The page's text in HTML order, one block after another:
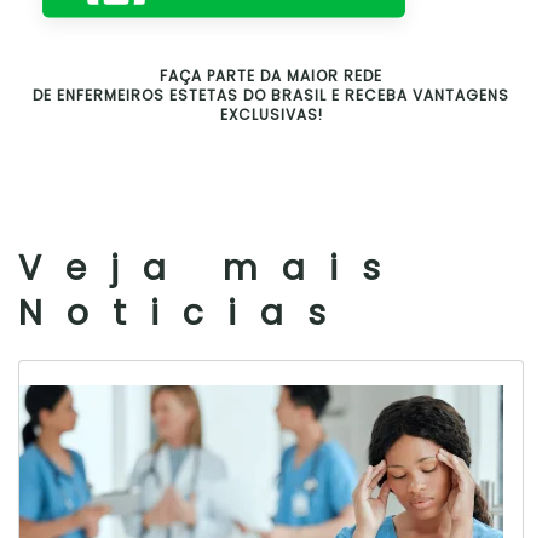
FAÇA PARTE DA MAIOR REDE
DE ENFERMEIROS ESTETAS DO BRASIL E RECEBA VANTAGENS
EXCLUSIVAS!
Veja mais
Noticias